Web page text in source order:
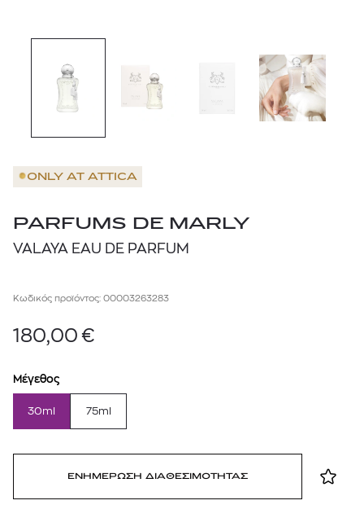
ONLY AT ATTICA
PARFUMS DE MARLY
VALAYA EAU DE PARFUM
Κωδικός προϊόντος: 00003263283
180,00 €
Μέγεθος
30ml 75ml
ΕΝΗΜΕΡΩΣΗ ΔΙΑΘΕΣΙΜΟΤΗΤΑΣ